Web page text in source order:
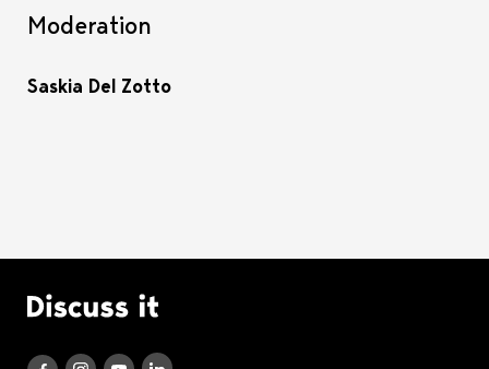
Moderation
Saskia Del Zotto
Logo Discuss it